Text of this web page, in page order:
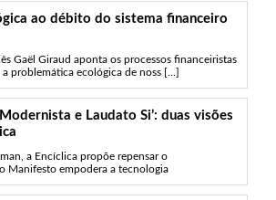
ao débito do sistema financeiro
Gaël Giraud aponta os processos financeiristas
problemática ecológica de noss [...]
e Laudato Si’: duas visões
a Encíclica propõe repensar o
Manifesto empodera a tecnologia